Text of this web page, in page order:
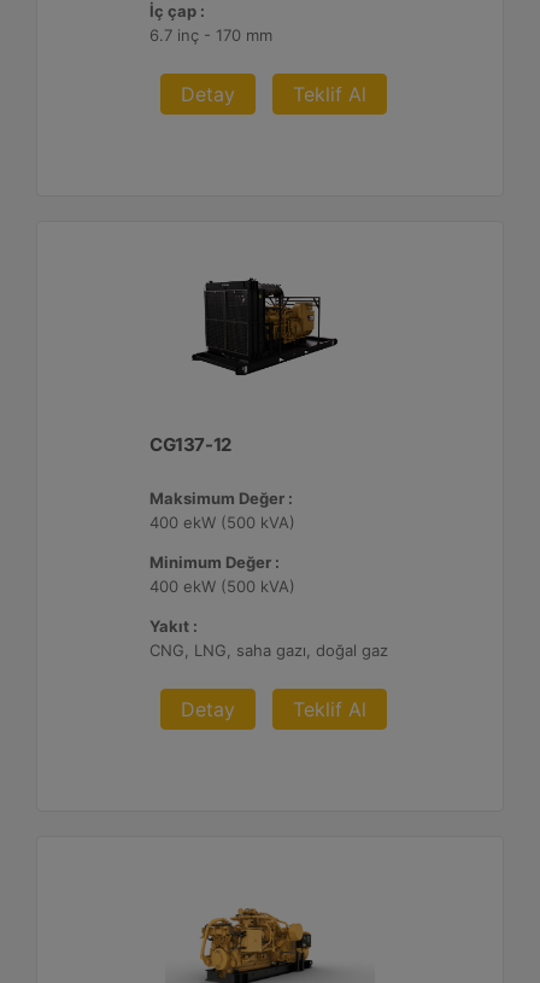
İç çap :
6.7 inç - 170 mm
Detay Teklif Al
CG137-12
Maksimum Değer :
400 ekW (500 kVA)
Minimum Değer :
400 ekW (500 kVA)
Yakıt :
CNG, LNG, saha gazı, doğal gaz
Detay Teklif Al